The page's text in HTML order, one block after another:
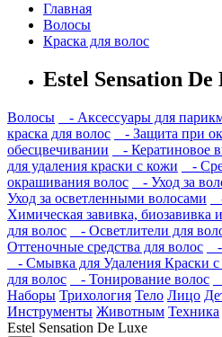
Главная
Волосы
Краска для волос
Estel Sensation De
Волосы - Аксессуары для
краска для волос
- Защита при
обесцвечивании
- Кератиновое
для удаления краски с кожи
-
окрашивания волос
- Уход за
Уход за осветленными волосами
Химическая завивка, биозавивка
для волос
- Осветлители для
Оттеночные средства для волос
-
- Смывка для Удаления Краски
для волос
- Тонирование волос
Наборы Трихология Тело Лицо
Инструменты Животным Техника
Estel Sensation De Luxe